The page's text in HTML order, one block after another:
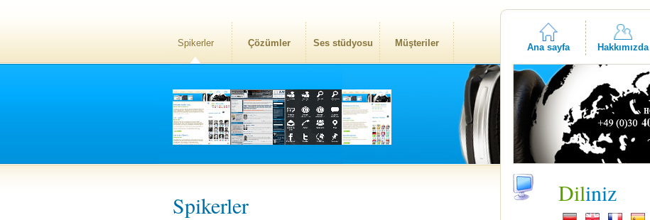
Spikerler Çözümler Ses stüdyosu Müşteriler Ana sayfa Hakkımızda
Spikerler Diliniz